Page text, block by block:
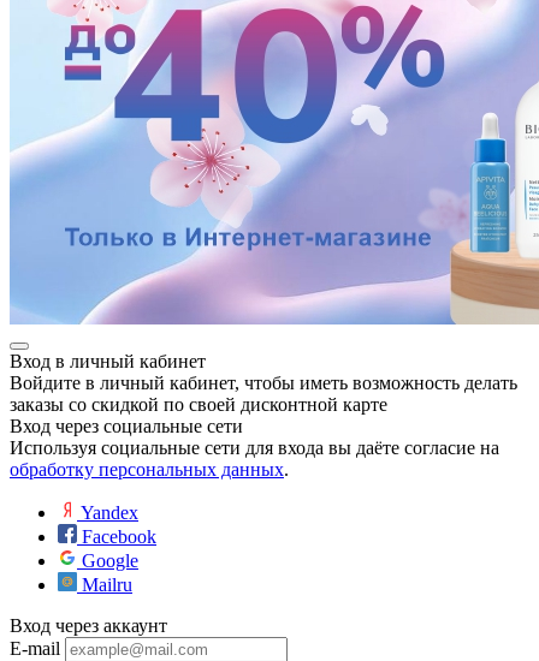
Вход в личный кабинет
Войдите в личный кабинет, чтобы иметь возможность делать
заказы со скидкой по своей дисконтной карте
Вход через социальные сети
Используя социальные сети для входа вы даёте согласие на
обработку персональных данных.
Yandex
Facebook
Google
Mailru
Вход через аккаунт
E-mail